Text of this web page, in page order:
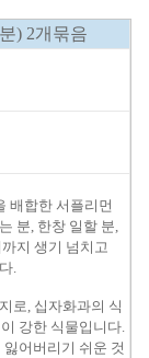
) 2개묶음
배합한 서플리먼
분, 한창 일할 분,
지 생기 넘치고
.
로, 십자화과의 식
강한 식물입니다.
어버리기 쉬운 것